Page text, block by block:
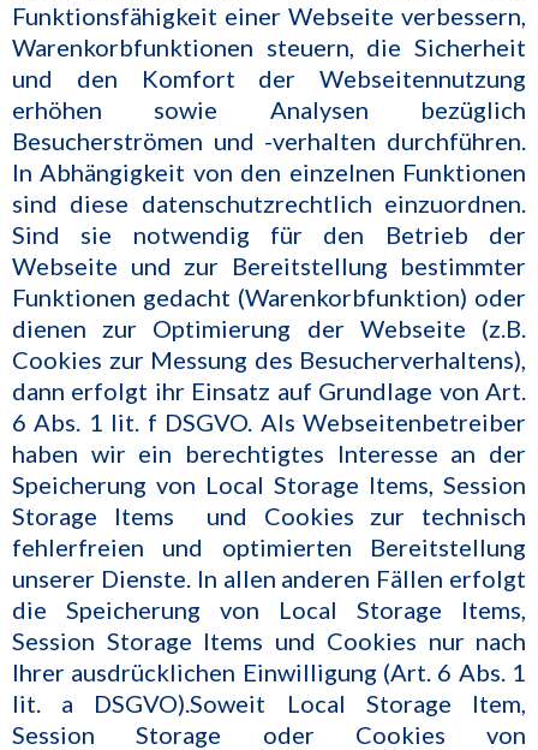
Funktionsfähigkeit einer Webseite verbessern,
Warenkorbfunktionen steuern, die Sicherheit
und den Komfort der Webseitennutzung
erhöhen sowie Analysen bezüglich
Besucherströmen und -verhalten durchführen.
In Abhängigkeit von den einzelnen Funktionen
sind diese datenschutzrechtlich einzuordnen.
Sind sie notwendig für den Betrieb der
Webseite und zur Bereitstellung bestimmter
Funktionen gedacht (Warenkorbfunktion) oder
dienen zur Optimierung der Webseite (z.B.
Cookies zur Messung des Besucherverhaltens),
dann erfolgt ihr Einsatz auf Grundlage von Art.
6 Abs. 1 lit. f DSGVO. Als Webseitenbetreiber
haben wir ein berechtigtes Interesse an der
Speicherung von Local Storage Items, Session
Storage Items und Cookies zur technisch
fehlerfreien und optimierten Bereitstellung
unserer Dienste. In allen anderen Fällen erfolgt
die Speicherung von Local Storage Items,
Session Storage Items und Cookies nur nach
Ihrer ausdrücklichen Einwilligung (Art. 6 Abs. 1
lit. a DSGVO).Soweit Local Storage Item,
Session Storage oder Cookies von